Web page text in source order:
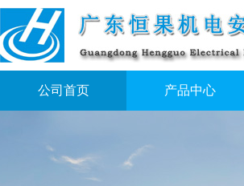
公司首页 产品中心